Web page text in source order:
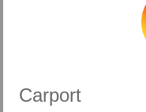
Carport